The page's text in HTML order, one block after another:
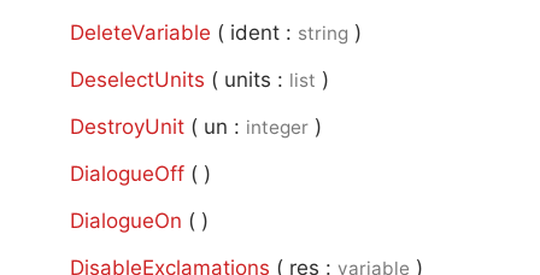
DeleteVariable ( ident : string )
DeselectUnits ( units : list )
DestroyUnit ( un : integer )
DialogueOff ( )
DialogueOn ( )
DisableExclamations ( res : variable )